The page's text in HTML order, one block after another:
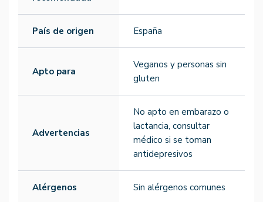
País de origen España
Apto para
Veganos y personas sin
gluten
Advertencias
No apto en embarazo o
lactancia, consultar
médico si se toman
antidepresivos
Alérgenos Sin alérgenos comunes